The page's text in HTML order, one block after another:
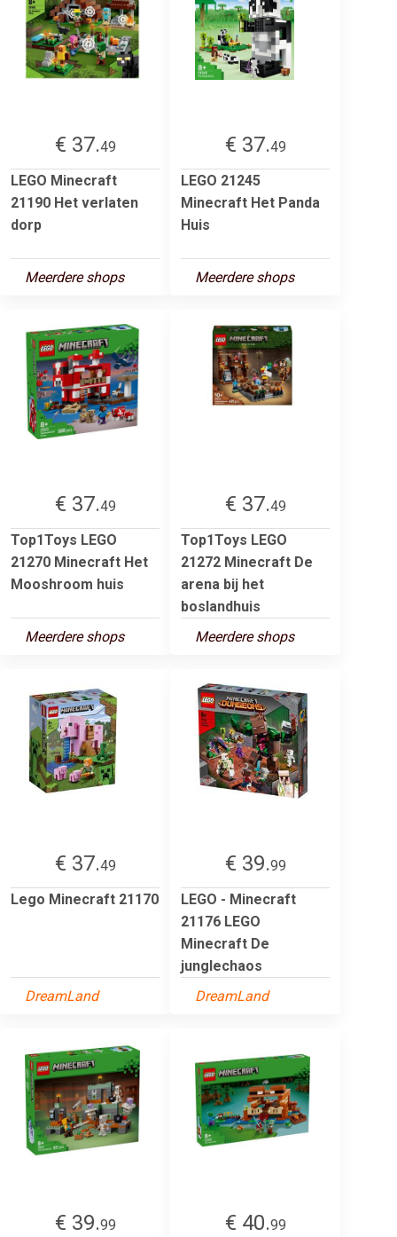
€ 37.49
LEGO Minecraft
21190 Het verlaten
dorp
Meerdere shops
€ 37.49
LEGO 21245
Minecraft Het Panda
Huis
Meerdere shops
€ 37.49
Top1Toys LEGO
21270 Minecraft Het
Mooshroom huis
Meerdere shops
€ 37.49
Top1Toys LEGO
21272 Minecraft De
arena bij het
boslandhuis
Meerdere shops
€ 37.49
Lego Minecraft 21170
DreamLand
€ 39.99
LEGO - Minecraft
21176 LEGO
Minecraft De
junglechaos
DreamLand
€ 39.99 € 40.99